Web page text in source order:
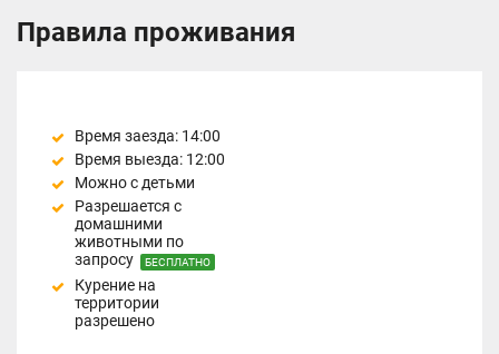
Правила проживания
Время заезда: 14:00
Время выезда: 12:00
Можно с детьми
Разрешается с
домашними
животными по
запросу
БЕСПЛАТНО
Курение на
территории
разрешено